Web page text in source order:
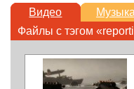
Видео
Музыка
Файлы с тэгом